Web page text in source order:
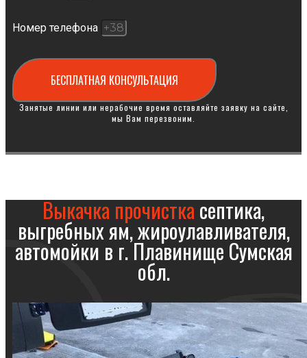
Номер телефона
БЕСПЛАТНАЯ КОНСУЛЬТАЦИЯ
Занятые линии или нерабочие время оставляйте заявку на сайте,
мы Вам перезвоним.
Выкачка прочисткасептика,
выгребных ям, жироулавливателя,
автомойки в г. Плавинище Сумская
обл.